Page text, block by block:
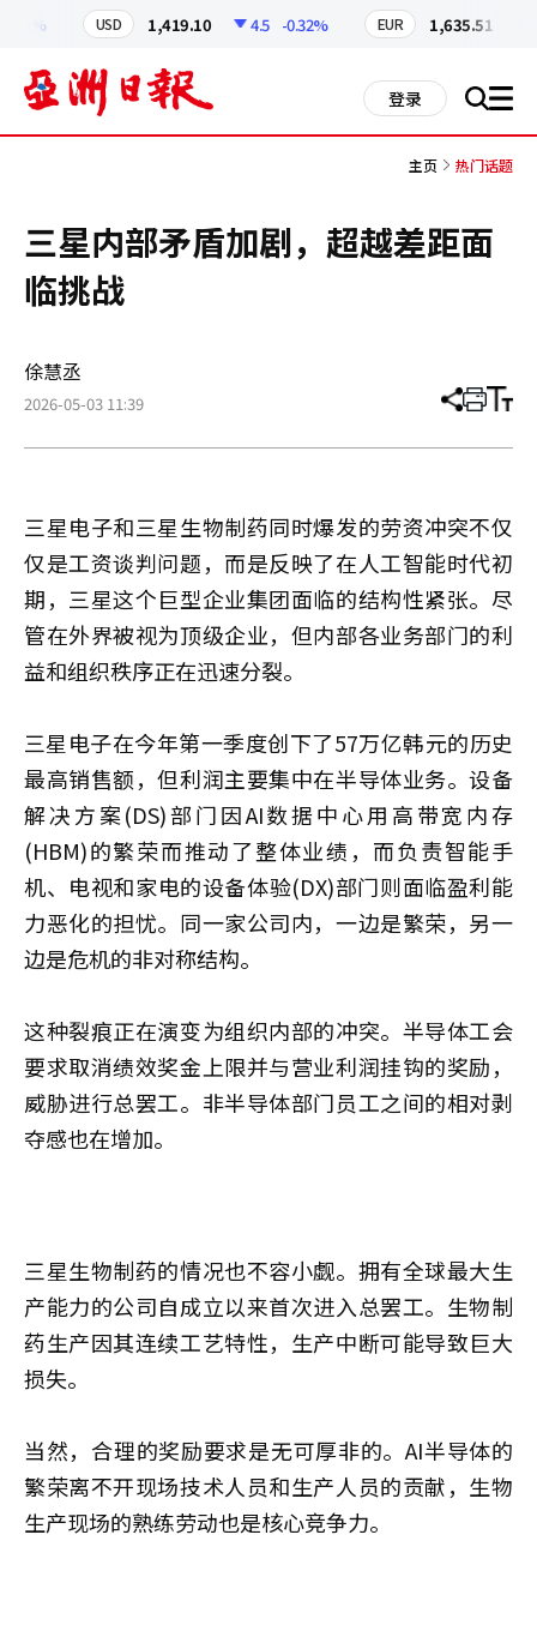
USD 1,419.10 4.5 -0.32% EUR 1,635.51
登录 搜 all
主页 热门话题
三星内部矛盾加剧，超越差距面
临挑战
俆慧丞
2026-05-03 11:39 分
章
打 调
小
三星电子和三星生物制药同时爆发的劳资冲突不仅
仅是工资谈判问题，而是反映了在人工智能时代初
期，三星这个巨型企业集团面临的结构性紧张。尽
管在外界被视为顶级企业，但内部各业务部门的利
益和组织秩序正在迅速分裂。
三星电子在今年第一季度创下了57万亿韩元的历史
最高销售额，但利润主要集中在半导体业务。设备
解决方案(DS)部门因AI数据中心用高带宽内存
(HBM)的繁荣而推动了整体业绩，而负责智能手
机、电视和家电的设备体验(DX)部门则面临盈利能
力恶化的担忧。同一家公司内，一边是繁荣，另一
边是危机的非对称结构。
这种裂痕正在演变为组织内部的冲突。半导体工会
要求取消绩效奖金上限并与营业利润挂钩的奖励，
威胁进行总罢工。非半导体部门员工之间的相对剥
夺感也在增加。
三星生物制药的情况也不容小觑。拥有全球最大生
产能力的公司自成立以来首次进入总罢工。生物制
药生产因其连续工艺特性，生产中断可能导致巨大
损失。
当然，合理的奖励要求是无可厚非的。AI半导体的
繁荣离不开现场技术人员和生产人员的贡献，生物
生产现场的熟练劳动也是核心竞争力。